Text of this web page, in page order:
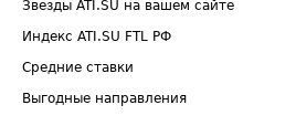
Звезды ATI.SU на вашем сайте
Индекс ATI.SU FTL РФ
Средние ставки
Выгодные направления